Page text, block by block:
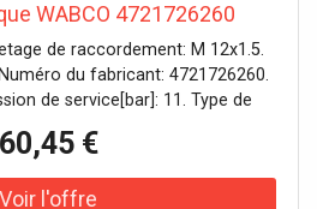
WABCO 4721726260
de raccordement: M 12x1.5.
du fabricant: 4721726260.
de service[bar]: 11. Type de
(code ip): 66/69K.
60,45 €